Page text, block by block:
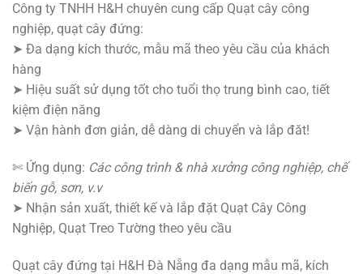
Công ty TNHH H&H chuyên cung cấp Quạt cây công
nghiệp, quạt cây đứng:
➤ Đa dạng kích thước, mẫu mã theo yêu cầu của khách
hàng
➤ Hiệu suất sử dụng tốt cho tuổi thọ trung bình cao, tiết
kiệm điện năng
➤ Vận hành đơn giản, dễ dàng di chuyển và lắp đăt!
✄ Ứng dụng: Các công trình & nhà xưởng công nghiệp, chế
biến gỗ, sơn, v.v
➤ Nhận sản xuất, thiết kế và lắp đặt Quạt Cây Công
Nghiệp, Quạt Treo Tường theo yêu cầu
Quạt cây đứng tại H&H Đà Nẵng đa dạng mẫu mã, kích